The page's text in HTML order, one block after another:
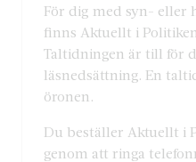
För dig med syn- eller
finns Aktuellt i
Taltidningen är till för
läsnedsättning. En
öronen.
Du beställer Aktuellt i
genom att ringa